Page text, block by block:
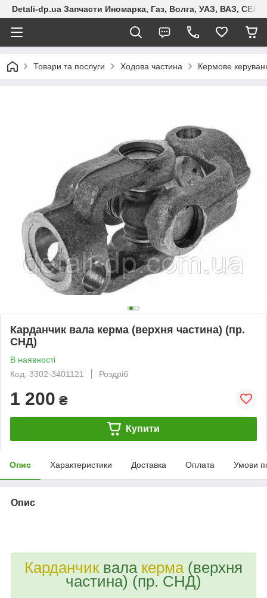
Detali-dp.ua Запчасти Иномарка, Газ, Волга, УАЗ, ВАЗ,
Товари та послуги Ходова частина Кермове
Карданчик вала керма (верхня частина) (пр.
СНД)
В наявності
Код: 3302-3401121
Роздріб
1 200 ₴
Купити
Опис Характеристики Доставка Оплата Умови
Опис
Карданчиквала керма(верхня
частина) (пр. СНД)